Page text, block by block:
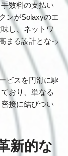
数料の支払い
ンがSolaxyのエ
し、ネットワ
まる設計となっ
ビスを円滑に駆
おり、単なる
接に結びつい
新的な